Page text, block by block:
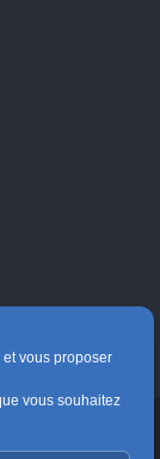
vous proposer
vous souhaitez
de